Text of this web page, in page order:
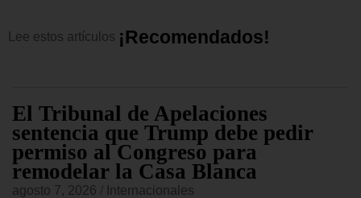
Lee estos artículos ¡Recomendados!
El Tribunal de Apelaciones
sentencia que Trump debe pedir
permiso al Congreso para
remodelar la Casa Blanca
agosto 7, 2026 Internacionales